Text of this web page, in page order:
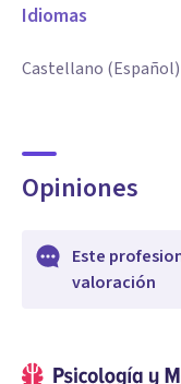
Idiomas
Castellano (Español)
Opiniones
Este
valoración